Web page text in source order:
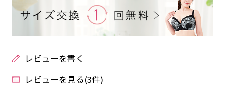
レビューを書く
レビューを見る(3件)